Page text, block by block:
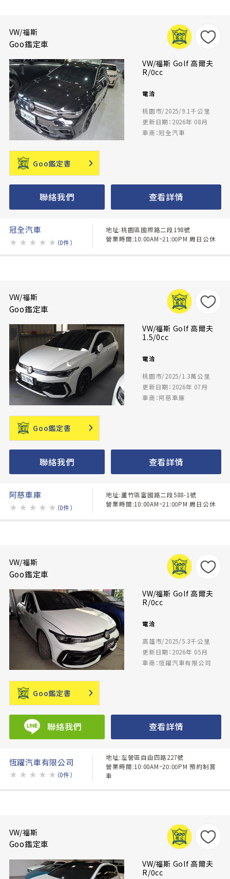
VW/福斯
Goo鑑定車
VW/福斯 Golf 高爾夫
R/0cc
電洽
桃園市/2025/9.1千公里
更新日期：2026年 08月
車商：冠全汽車
Goo鑑定書
聯絡我們 查看詳情
冠全汽車
★ ★ ★ ★ ★ （0件）
地址:桃園區國際路二段198號
營業時間:10:00AM~21:00PM 周日公休
VW/福斯
Goo鑑定車
VW/福斯 Golf 高爾夫
1.5/0cc
電洽
桃園市/2025/1.3萬公里
更新日期：2026年 07月
車商：阿慈車庫
Goo鑑定書
聯絡我們 查看詳情
阿慈車庫
★ ★ ★ ★ ★ （0件）
地址:蘆竹區富國路二段588-1號
營業時間:10:00AM~21:00PM 周日公休
VW/福斯
Goo鑑定車
VW/福斯 Golf 高爾夫
R/0cc
電洽
高雄市/2025/5.3千公里
更新日期：2026年 05月
車商：恆躍汽車有限公司
Goo鑑定書
聯絡我們 查看詳情
恆躍汽車有限公司
★ ★ ★ ★ ★ （0件）
地址:左營區自由四路227號
營業時間:10:00AM~20:00PM 預約制賞
車
VW/福斯
Goo鑑定車
VW/福斯 Golf 高爾夫
R/0cc